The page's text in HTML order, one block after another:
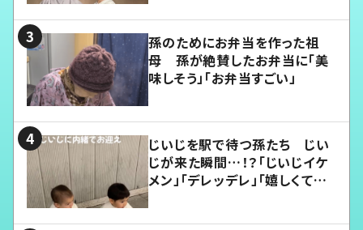
孫のためにお弁当を作った祖
母 孫が絶賛したお弁当に「美
味しそう」「お弁当すごい」
じいじを駅で待つ孫たち じい
じが来た瞬間…！？「じいじイケ
メン」「デレッデレ」「嬉しくて可